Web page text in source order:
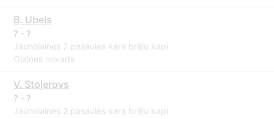
B. Ubeļs
? - ?
Jaunolaines 2.pasaules kara brāļu kapi
Olaines novads
V. Stoļerovs
? - ?
Jaunolaines 2.pasaules kara brāļu kapi